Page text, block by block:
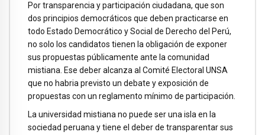
Por transparencia y participación ciudadana, que son
dos principios democráticos que deben practicarse en
todo Estado Democrático y Social de Derecho del Perú,
no solo los candidatos tienen la obligación de exponer
sus propuestas públicamente ante la comunidad
mistiana. Ese deber alcanza al Comité Electoral UNSA
que no habria previsto un debate y exposición de
propuestas con un reglamento mínimo de participación.
La universidad mistiana no puede ser una isla en la
sociedad peruana y tiene el deber de transparentar sus